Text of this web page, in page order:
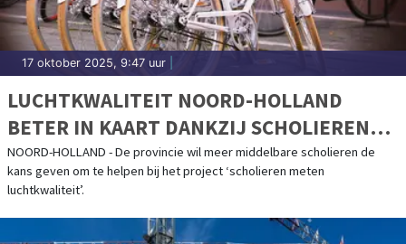
17 oktober 2025, 9:47 uur
LUCHTKWALITEIT NOORD-HOLLAND
BETER IN KAART DANKZIJ SCHOLIEREN
EN ‘SNUFFELFIETSEN’
NOORD-HOLLAND - De provincie wil meer middelbare scholieren de
kans geven om te helpen bij het project ‘scholieren meten
luchtkwaliteit’.